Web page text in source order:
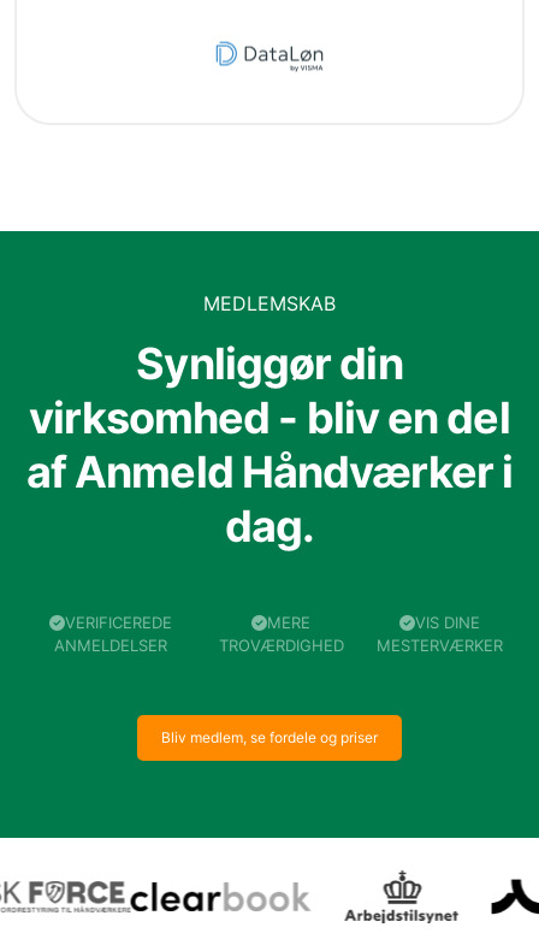
MEDLEMSKAB
Synliggør din
virksomhed - bliv en del
af Anmeld Håndværker i
dag.
VERIFICEREDE
ANMELDELSER
MERE
TROVÆRDIGHED
VIS DINE
MESTERVÆRKER
Bliv medlem, se fordele og priser